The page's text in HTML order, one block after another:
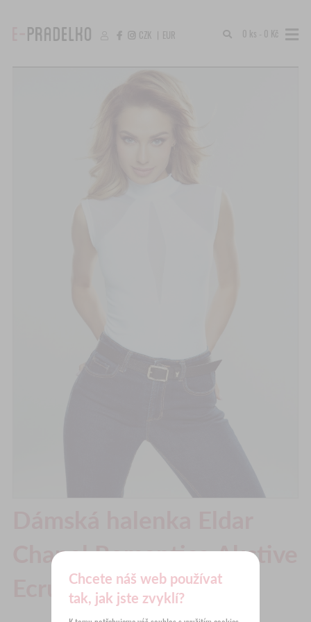
CZK | EUR 0 ks - 0 Kč
Chanel Romantica Akctive
Chcete náš web používat
tak, jak jste zvyklí?